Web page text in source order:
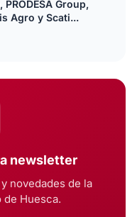
Group,
Agro y Scati...
newsletter
novedades de la
de Huesca.